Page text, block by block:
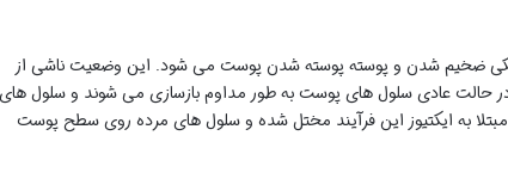
ضخیم شدن و پوسته پوسته شدن پوست می شود. این وضعیت ناشی از
عادی سلول های پوست به طور مداوم بازسازی می شوند و سلول
به ایکتیوز این فرآیند مختل شده و سلول های مرده روی سطح پوست